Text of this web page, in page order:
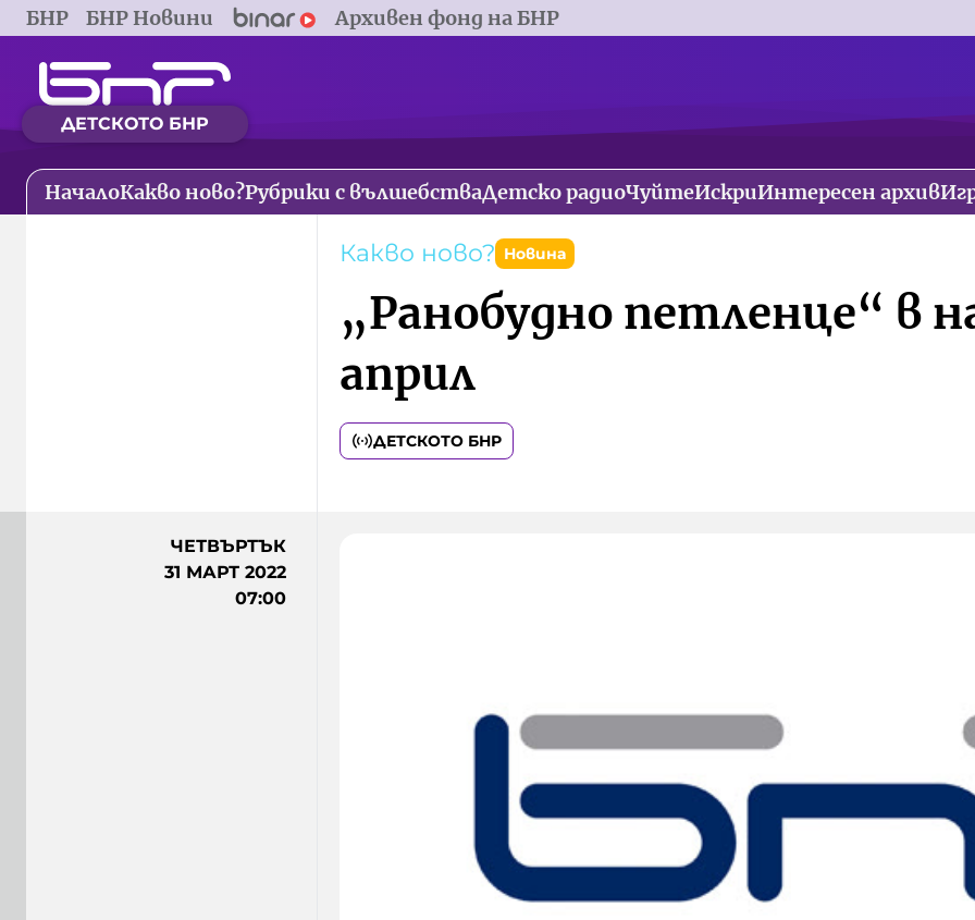
БНР БНР Новини Архивен фонд на БНР
ДЕТСКОТО БНР
НачалоКакво ново?Рубрики с вълшебстваДетско радиоЧуйтеИскриИнтересен архив
Какво ново? Новина
„Ранобудно петленце“ в
април
ДЕТСКОТО БНР
ЧЕТВЪРТЪК
31 МАРТ 2022
07:00